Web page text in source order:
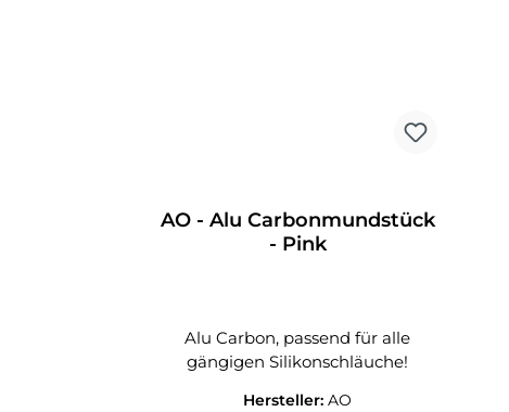
AO - Alu Carbonmundstück
- Pink
Alu Carbon, passend für alle
gängigen Silikonschläuche!
Hersteller:AO